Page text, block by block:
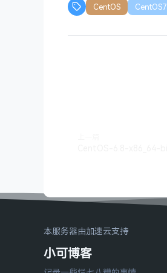
CentOS CentOS7
本服务器由加速云支持
小可博客